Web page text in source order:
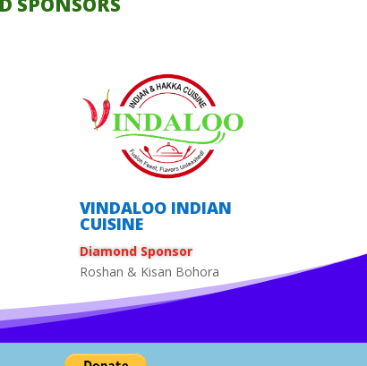
VINDALOO INDIAN
CUISINE
Diamond Sponsor
Roshan & Kisan Bohora